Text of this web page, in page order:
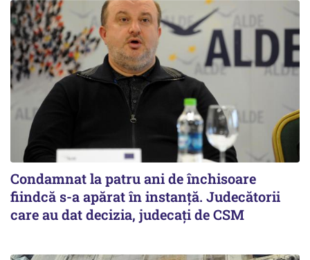
Condamnat la patru ani de închisoare
fiindcă s-a apărat în instanță. Judecătorii
care au dat decizia, judecați de CSM